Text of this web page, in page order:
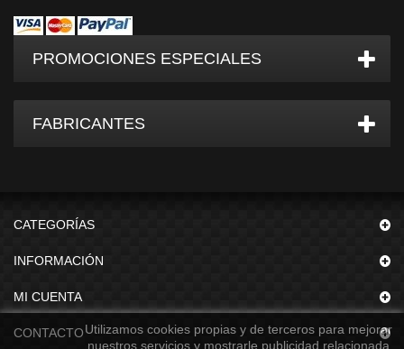
PROMOCIONES ESPECIALES
FABRICANTES
CATEGORÍAS
INFORMACIÓN
MI CUENTA
CONTACTOUtilizamos cookies propias y de terceros para mejorar
nuestros servicios y mostrarle publicidad relacionada